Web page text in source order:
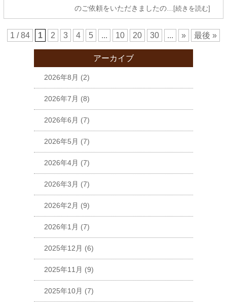
のご依頼をいただきましたの…[続きを読む]
1 / 84 1 2 3 4 5 ... 10 20 30 ... » 最後 »
アーカイブ
2026年8月 (2)
2026年7月 (8)
2026年6月 (7)
2026年5月 (7)
2026年4月 (7)
2026年3月 (7)
2026年2月 (9)
2026年1月 (7)
2025年12月 (6)
2025年11月 (9)
2025年10月 (7)